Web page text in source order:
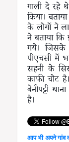
गाली दे रहे
किया।
के लोगों ने
ने बताया
गये। जिसके
पीएचसी में
सहनी के
काफी चोट
बेनीपट्टी
है।
आप भी अपने